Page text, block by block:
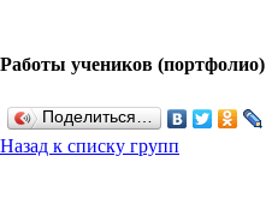
Работы учеников (портфолио)
Поделиться…
Назад к списку групп